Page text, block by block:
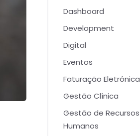
Dashboard
Development
Digital
Eventos
Faturação Eletrónica
Gestão Clínica
Gestão de Recursos
Humanos